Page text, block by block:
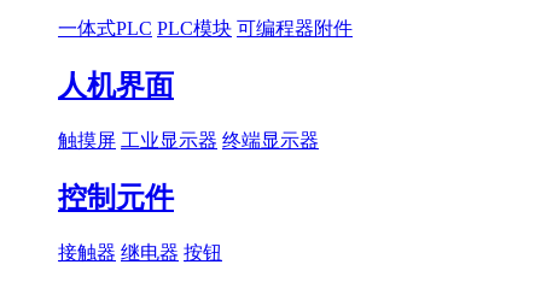
一体式PLC PLC模块 可编程器附件
人机界面
触摸屏 工业显示器 终端显示器
控制元件
接触器 继电器 按钮